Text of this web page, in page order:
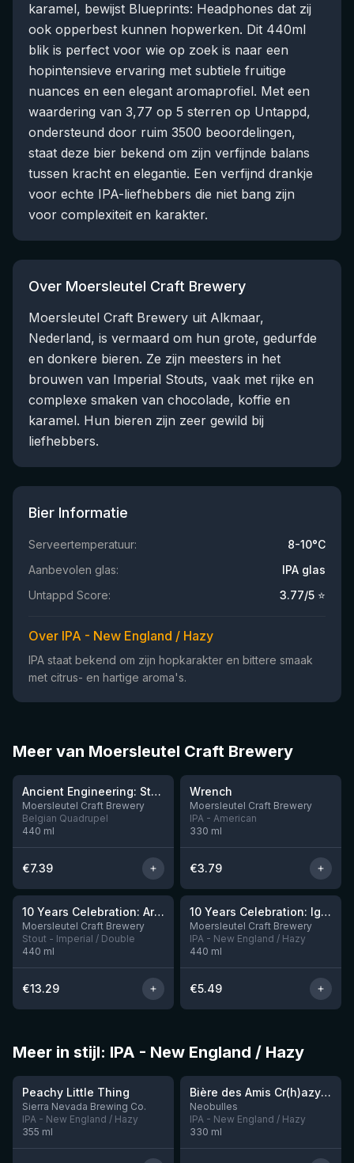
karamel, bewijst Blueprints: Headphones dat zij
ook opperbest kunnen hopwerken. Dit 440ml
blik is perfect voor wie op zoek is naar een
hopintensieve ervaring met subtiele fruitige
nuances en een elegant aromaprofiel. Met een
waardering van 3,77 op 5 sterren op Untappd,
ondersteund door ruim 3500 beoordelingen,
staat deze bier bekend om zijn verfijnde balans
tussen kracht en elegantie. Een verfijnd drankje
voor echte IPA-liefhebbers die niet bang zijn
voor complexiteit en karakter.
Over Moersleutel Craft Brewery
Moersleutel Craft Brewery uit Alkmaar,
Nederland, is vermaard om hun grote, gedurfde
en donkere bieren. Ze zijn meesters in het
brouwen van Imperial Stouts, vaak met rijke en
complexe smaken van chocolade, koffie en
karamel. Hun bieren zijn zeer gewild bij
liefhebbers.
Bier Informatie
Serveertemperatuur:
8-10°C
Aanbevolen glas:
IPA glas
Untappd Score:
3.77/5 ⭐
Over IPA - New England / Hazy
IPA staat bekend om zijn hopkarakter en bittere smaak
met citrus- en hartige aroma's.
Meer van Moersleutel Craft Brewery
★3.91
Ancient Engineering: Stone Quern
Moersleutel Craft Brewery
Belgian Quadrupel
440 ml
€7.39
★3.61
Wrench
Moersleutel Craft Brewery
IPA - American
330 ml
€3.79
10 Years Celebration: Arrival
Moersleutel Craft Brewery
Stout - Imperial / Double
440 ml
€13.29
Nog 310 Years Celebration: Ignition
Moersleutel Craft Brewery
IPA - New England / Hazy
440 ml
€5.49
Meer in stijl: IPA - New England / Hazy
★3.63
Peachy Little Thing
Sierra Nevada Brewing Co.
IPA - New England / Hazy
355 ml
★3.54
Bière des Amis Cr(h)azy IPA
Neobulles
IPA - New England / Hazy
330 ml